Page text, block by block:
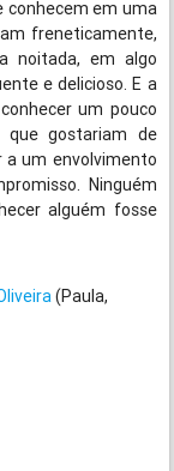
conhecem em uma
freneticamente,
noitada, em algo
e delicioso. E a
um pouco
gostariam de
a um envolvimento
Ninguém
alguém fosse
(Paula,